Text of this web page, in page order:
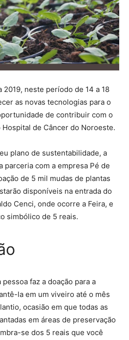
2019, neste período de 14 a 18
as novas tecnologias para o
de contribuir com o
de Câncer do Noroeste.
plano de sustentabilidade, a
parceria com a empresa Pé de
de 5 mil mudas de plantas
disponíveis na entrada do
Cenci, onde ocorre a Feira, e
simbólico de 5 reais.
faz a doação para a
la em um viveiro até o mês
ocasião em que todas as
em áreas de preservação
se dos 5 reais que você